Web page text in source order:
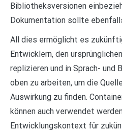
Bibliotheksversionen
Dokumentation sollte
All dies ermöglicht es
Entwicklern, den
replizieren und in Sprach- und
oben zu arbeiten, um die
Auswirkung zu finden.
können auch verwendet
Entwicklungskontext für